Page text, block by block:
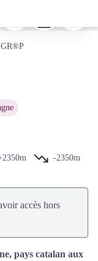
- CD66
en plein écran
GR®P
-2350m
accès hors
pays catalan aux